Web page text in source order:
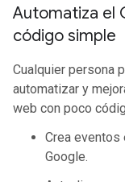
Automatiza el
código simple
Cualquier persona
automatizar y
web con poco
Crea
Google.